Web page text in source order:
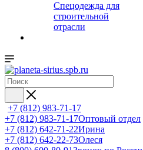
Спецодежда для
строительной
отрасли
+7 (812) 983-71-17
+7 (812) 983-71-17Оптовый отдел
+7 (812) 642-71-22Ирина
+7 (812) 642-22-73Олеся